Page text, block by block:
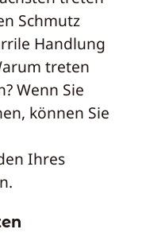
Schmutz
Handlung
treten
Wenn Sie
können Sie
Ihres